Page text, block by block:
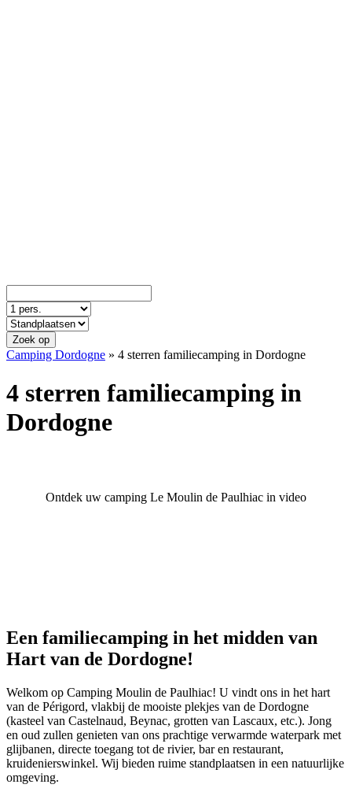
Zoek op
Camping Dordogne » 4 sterren familiecamping in Dordogne
4 sterren familiecamping in
Dordogne
Ontdek uw camping Le Moulin de Paulhiac in video
Een familiecamping in het midden van
Hart van de Dordogne!
Welkom op Camping Moulin de Paulhiac! U vindt ons in het hart
van de Périgord, vlakbij de mooiste plekjes van de Dordogne
(kasteel van Castelnaud, Beynac, grotten van Lascaux, etc.). Jong
en oud zullen genieten van ons prachtige verwarmde waterpark met
glijbanen, directe toegang tot de rivier, bar en restaurant,
kruidenierswinkel. Wij bieden ruime standplaatsen in een natuurlijke
omgeving.